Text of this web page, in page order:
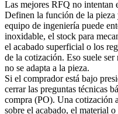
Las mejores RFQ no intentan
Definen la función de la
equipo de ingeniería puede
inoxidable, el stock para
el acabado superficial o los
de la cotización. Eso suele
no se adapta a la pieza.
Si el comprador está bajo
cerrar las preguntas técnicas
compra (PO). Una cotización
sobre el acabado, el material